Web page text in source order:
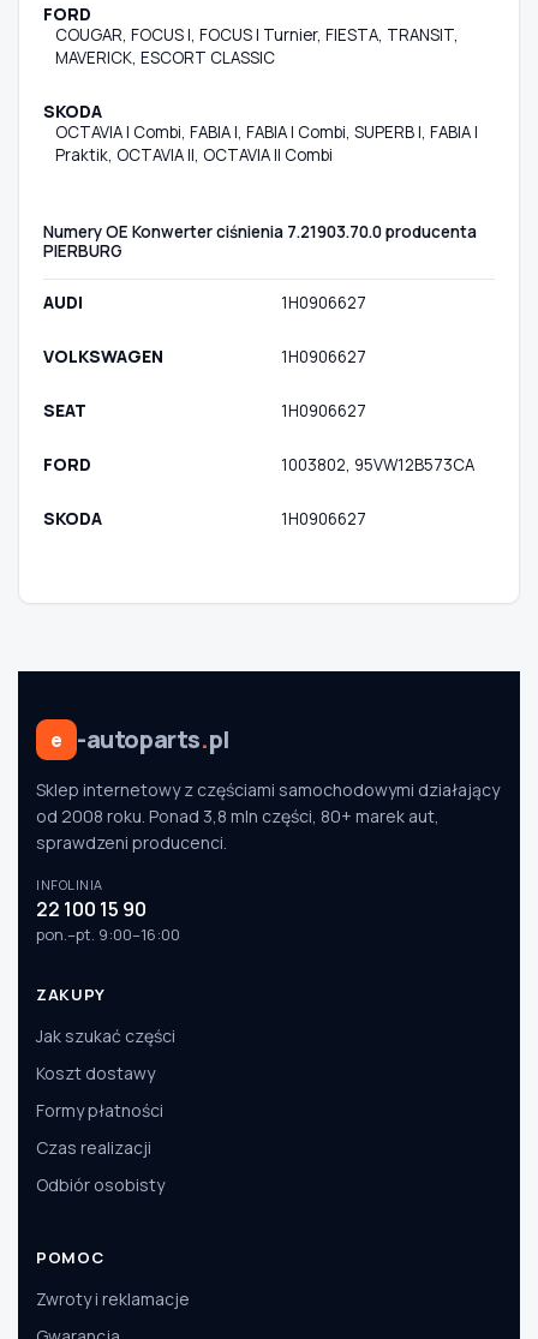
FORD
COUGAR, FOCUS I, FOCUS I Turnier, FIESTA, TRANSIT,
MAVERICK, ESCORT CLASSIC
SKODA
OCTAVIA I Combi, FABIA I, FABIA I Combi, SUPERB I, FABIA I
Praktik, OCTAVIA II, OCTAVIA II Combi
Numery OE Konwerter ciśnienia 7.21903.70.0 producenta
PIERBURG
AUDI 1H0906627
VOLKSWAGEN 1H0906627
SEAT 1H0906627
FORD 1003802, 95VW12B573CA
SKODA 1H0906627
e -autoparts.pl
Sklep internetowy z częściami samochodowymi działający
od 2008 roku. Ponad 3,8 mln części, 80+ marek aut,
sprawdzeni producenci.
INFOLINIA
22 100 15 90
pon.–pt. 9:00–16:00
ZAKUPY
Jak szukać części
Koszt dostawy
Formy płatności
Czas realizacji
Odbiór osobisty
POMOC
Zwroty i reklamacje